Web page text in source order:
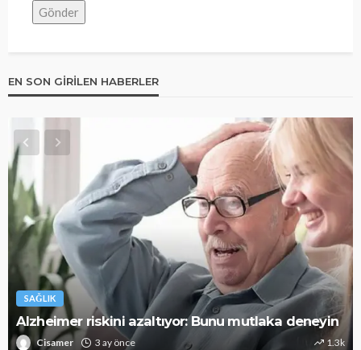
EN SON GIRILEN HABERLER
SAĞLIK
Alzheimer riskini azaltıyor: Bunu mutlaka deneyin
Cisamer 3 ay önce 1.3k